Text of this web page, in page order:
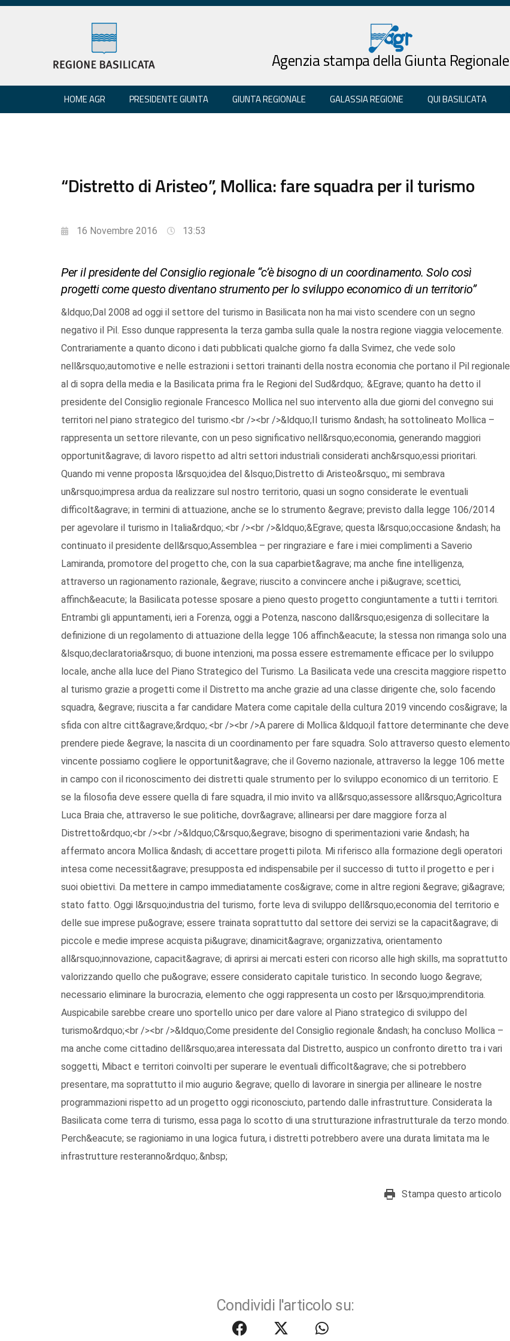
Agenzia stampa della Giunta Regionale
HOME AGR PRESIDENTE GIUNTA GIUNTA REGIONALE GALASSIA REGIONE QUI BASILICATA
“Distretto di Aristeo”, Mollica: fare squadra per il turismo
16 Novembre 2016 13:53
Per il presidente del Consiglio regionale “c’è bisogno di un coordinamento. Solo così
progetti come questo diventano strumento per lo sviluppo economico di un territorio”
&ldquo;Dal 2008 ad oggi il settore del turismo in Basilicata non ha mai visto scendere con un segno
negativo il Pil. Esso dunque rappresenta la terza gamba sulla quale la nostra regione viaggia velocemente.
Contrariamente a quanto dicono i dati pubblicati qualche giorno fa dalla Svimez, che vede solo
nell&rsquo;automotive e nelle estrazioni i settori trainanti della nostra economia che portano il Pil regionale
al di sopra della media e la Basilicata prima fra le Regioni del Sud&rdquo;. &Egrave; quanto ha detto il
presidente del Consiglio regionale Francesco Mollica nel suo intervento alla due giorni del convegno sui
territori nel piano strategico del turismo.<br /><br />&ldquo;Il turismo &ndash; ha sottolineato Mollica –
rappresenta un settore rilevante, con un peso significativo nell&rsquo;economia, generando maggiori
opportunit&agrave; di lavoro rispetto ad altri settori industriali considerati anch&rsquo;essi prioritari.
Quando mi venne proposta l&rsquo;idea del &lsquo;Distretto di Aristeo&rsquo;, mi sembrava
un&rsquo;impresa ardua da realizzare sul nostro territorio, quasi un sogno considerate le eventuali
difficolt&agrave; in termini di attuazione, anche se lo strumento &egrave; previsto dalla legge 106/2014
per agevolare il turismo in Italia&rdquo;.<br /><br />&ldquo;&Egrave; questa l&rsquo;occasione &ndash; ha
continuato il presidente dell&rsquo;Assemblea – per ringraziare e fare i miei complimenti a Saverio
Lamiranda, promotore del progetto che, con la sua caparbiet&agrave; ma anche fine intelligenza,
attraverso un ragionamento razionale, &egrave; riuscito a convincere anche i pi&ugrave; scettici,
affinch&eacute; la Basilicata potesse sposare a pieno questo progetto congiuntamente a tutti i territori.
Entrambi gli appuntamenti, ieri a Forenza, oggi a Potenza, nascono dall&rsquo;esigenza di sollecitare la
definizione di un regolamento di attuazione della legge 106 affinch&eacute; la stessa non rimanga solo una
&lsquo;declaratoria&rsquo; di buone intenzioni, ma possa essere estremamente efficace per lo sviluppo
locale, anche alla luce del Piano Strategico del Turismo. La Basilicata vede una crescita maggiore rispetto
al turismo grazie a progetti come il Distretto ma anche grazie ad una classe dirigente che, solo facendo
squadra, &egrave; riuscita a far candidare Matera come capitale della cultura 2019 vincendo cos&igrave; la
sfida con altre citt&agrave;&rdquo;.<br /><br />A parere di Mollica &ldquo;il fattore determinante che deve
prendere piede &egrave; la nascita di un coordinamento per fare squadra. Solo attraverso questo elemento
vincente possiamo cogliere le opportunit&agrave; che il Governo nazionale, attraverso la legge 106 mette
in campo con il riconoscimento dei distretti quale strumento per lo sviluppo economico di un territorio. E
se la filosofia deve essere quella di fare squadra, il mio invito va all&rsquo;assessore all&rsquo;Agricoltura
Luca Braia che, attraverso le sue politiche, dovr&agrave; allinearsi per dare maggiore forza al
Distretto&rdquo;<br /><br />&ldquo;C&rsquo;&egrave; bisogno di sperimentazioni varie &ndash; ha
affermato ancora Mollica &ndash; di accettare progetti pilota. Mi riferisco alla formazione degli operatori
intesa come necessit&agrave; presupposta ed indispensabile per il successo di tutto il progetto e per i
suoi obiettivi. Da mettere in campo immediatamente cos&igrave; come in altre regioni &egrave; gi&agrave;
stato fatto. Oggi l&rsquo;industria del turismo, forte leva di sviluppo dell&rsquo;economia del territorio e
delle sue imprese pu&ograve; essere trainata soprattutto dal settore dei servizi se la capacit&agrave; di
piccole e medie imprese acquista pi&ugrave; dinamicit&agrave; organizzativa, orientamento
all&rsquo;innovazione, capacit&agrave; di aprirsi ai mercati esteri con ricorso alle high skills, ma soprattutto
valorizzando quello che pu&ograve; essere considerato capitale turistico. In secondo luogo &egrave;
necessario eliminare la burocrazia, elemento che oggi rappresenta un costo per l&rsquo;imprenditoria.
Auspicabile sarebbe creare uno sportello unico per dare valore al Piano strategico di sviluppo del
turismo&rdquo;<br /><br />&ldquo;Come presidente del Consiglio regionale &ndash; ha concluso Mollica –
ma anche come cittadino dell&rsquo;area interessata dal Distretto, auspico un confronto diretto tra i vari
soggetti, Mibact e territori coinvolti per superare le eventuali difficolt&agrave; che si potrebbero
presentare, ma soprattutto il mio augurio &egrave; quello di lavorare in sinergia per allineare le nostre
programmazioni rispetto ad un progetto oggi riconosciuto, partendo dalle infrastrutture. Considerata la
Basilicata come terra di turismo, essa paga lo scotto di una strutturazione infrastrutturale da terzo mondo.
Perch&eacute; se ragioniamo in una logica futura, i distretti potrebbero avere una durata limitata ma le
infrastrutture resteranno&rdquo;.&nbsp;
Stampa questo articolo
Condividi l'articolo su: